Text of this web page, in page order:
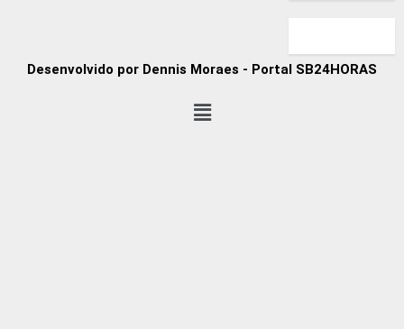
Desenvolvido por Dennis Moraes - Portal SB24HORAS